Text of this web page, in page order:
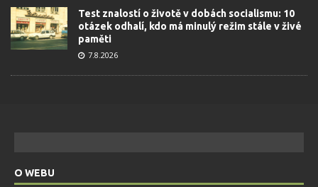
Test znalostí o životě v dobách socialismu: 10
otázek odhalí, kdo má minulý režim stále v živé
paměti
7.8.2026
O WEBU